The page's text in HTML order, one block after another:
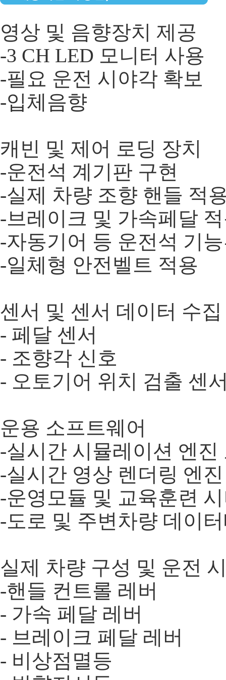
영상 및 음향장치 제공
-3 CH LED 모니터 사용
-필요 운전 시야각 확보
-입체음향
​ 캐빈 및 제어 로딩 장치
-운전석 계기판 구현
-실제 차량 조향 핸들 적
-브레이크 및 가속페달
-자동기어 등 운전석 기
-일체형 안전벨트 적용
센서 및 센서 데이터 수
- 페달 센서
- 조향각 신호
- 오토기어 위치 검출 센
​ 운용 소프트웨어
-실시간 시뮬레이션 엔진
-실시간 영상 렌더링 엔진
-운영모듈 및 교육훈련
-도로 및 주변차량 데이
실제 차량 구성 및 운전
-핸들 컨트롤 레버
- 가속 페달 레버
- 브레이크 페달 레버
- 비상점멸등